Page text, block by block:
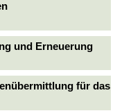
und Erneuerung
für das